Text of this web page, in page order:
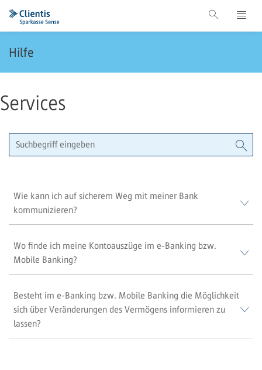
Hilfe
Services
Wie kann ich auf sicherem Weg mit meiner Bank
kommunizieren?
Wo finde ich meine Kontoauszüge im e-Banking bzw.
Mobile Banking?
Besteht im e-Banking bzw. Mobile Banking die Möglichkeit
sich über Veränderungen des Vermögens informieren zu
lassen?